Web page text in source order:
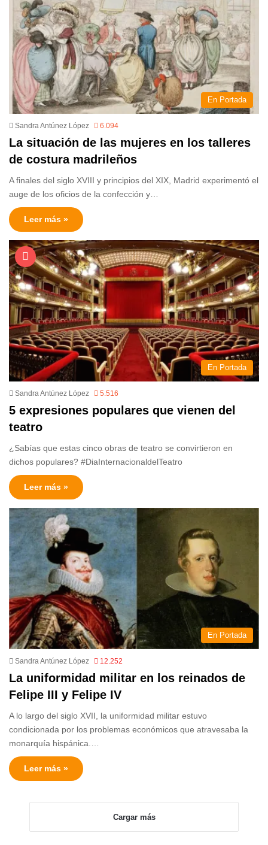
En Portada
Sandra Antúnez López 6.094
La situación de las mujeres en los talleres
de costura madrileños
A finales del siglo XVIII y principios del XIX, Madrid experimentó el
auge de los oficios de la confección y…
Leer más »
En Portada
Sandra Antúnez López 5.516
5 expresiones populares que vienen del
teatro
¿Sabías que estas cinco obras de teatro se convirtieron en
dichos populares? #DiaInternacionaldelTeatro
Leer más »
En Portada
Sandra Antúnez López 12.252
La uniformidad militar en los reinados de
Felipe III y Felipe IV
A lo largo del siglo XVII, la uniformidad militar estuvo
condicionada por los problemas económicos que atravesaba la
monarquía hispánica.…
Leer más »
Cargar más